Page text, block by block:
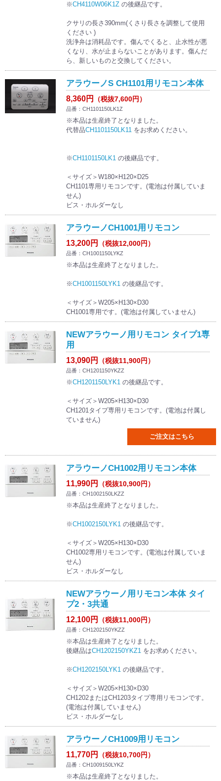
※CH4110W06K1Zの後継品です。
クサリの長さ390mm(くさり長さを調整して使用
ください )
洗浄弁は消耗品です。傷んでくると、止水性が悪
くなり、水が止まらないことがあります。傷んだ
ら、新しいものと交換してください。
アラウーノS CH1101用リモコン本体
8,360円 （税抜7,600円）
品番：CH1101150LK1Z
※本品は生産終了となりました。
代替品CH1101150LK11をお求めください。
※CH1101150LK1の後継品です。
＜サイズ＞W180×H120×D25
CH1101専用リモコンです。(電池は付属していま
せん)
ビス・ホルダーなし
アラウーノCH1001用リモコン
13,200円 （税抜12,000円）
品番：CH1001150LYKZ
※本品は生産終了となりました。
※CH1001150LYK1の後継品です。
＜サイズ＞W205×H130×D30
CH1001専用です。(電池は付属していません)
NEWアラウーノ用リモコン タイプ1専
用
13,090円 （税抜11,900円）
品番：CH1201150YKZZ
※CH1201150LYK1の後継品です。
＜サイズ＞W205×H130×D30
CH1201タイプ専用リモコンです。(電池は付属し
ていません)
ご注文はこちら
アラウーノCH1002用リモコン本体
11,990円 （税抜10,900円）
品番：CH1002150LKZZ
※本品は生産終了となりました。
※CH1002150LYK1の後継品です。
＜サイズ＞W205×H130×D30
CH1002専用リモコンです。(電池は付属していま
せん)
ビス・ホルダーなし
NEWアラウーノ用リモコン本体 タイ
プ2・3共通
12,100円 （税抜11,000円）
品番：CH1202150YKZZ
※本品は生産終了となりました。
後継品はCH1202150YKZ1をお求めください。
※CH1202150LYK1の後継品です。
＜サイズ＞W205×H130×D30
CH1202またはCH1203タイプ専用リモコンです。
(電池は付属していません)
ビス・ホルダーなし
アラウーノCH1009用リモコン
11,770円 （税抜10,700円）
品番：CH1009150LYKZ
※本品は生産終了となりました。